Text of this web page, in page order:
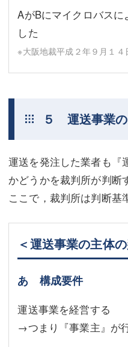
AがBにマイクロバス
した
※大阪地裁平成２年９月１４
５ 運送事業
運送を発注した業者も『
かどうかを裁判所が判断
ここで，裁判所は判断基
＜運送事業の主体
あ 構成要件
運送事業を経営する
→つまり『事業主』が